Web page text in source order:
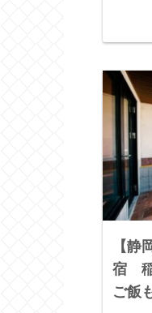
【
宿 稲
ご飯